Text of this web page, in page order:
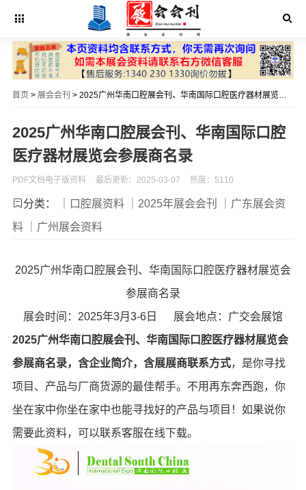
首页 > 展会会刊 > 2025广州华南口腔展会刊、华南国际口腔医疗器材展览会参展商名录
2025广州华南口腔展会刊、华南国际口腔
医疗器材展览会参展商名录
PDF文档电子版资料 最后更新：2025-03-07 热度：5110
分类： ｜口腔展资料 ｜2025年展会会刊
｜广东展会资
料
｜广州展会资料
2025广州华南口腔展会刊、华南国际口腔医疗器材展览会
参展商名录
展会时间：2025年3月3-6日 展会地点：广交会展馆
2025广州华南口腔展会刊、华南国际口腔医疗器材展览会
参展商名录，含企业简介，含展展商联系方式，是你寻找
项目、产品与厂商货源的最佳帮手。不用再东奔西跑，你
坐在家中你坐在家中也能寻找好的产品与项目！如果说你
需要此资料，可以联系客服在线下载。